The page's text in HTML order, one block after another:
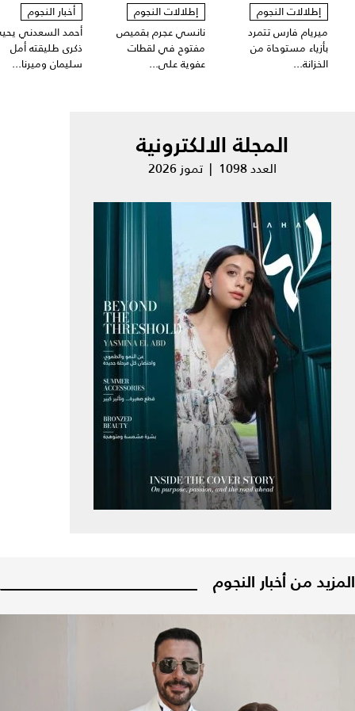
إطلالات النجوم
ميريام فارس تتمرد
بأزياء مستوحاة من
الخزانة...
إطلالات النجوم
نانسي عجرم بقميص
مفتوح في لقطات
عفوية على...
أخبار النجوم
أحمد السعدني
ذكرى طليقته أمل
سليمان وميرنا...
المجلة الالكترونية
العدد 1098 | تموز 2026
المزيد من أخبار النجوم